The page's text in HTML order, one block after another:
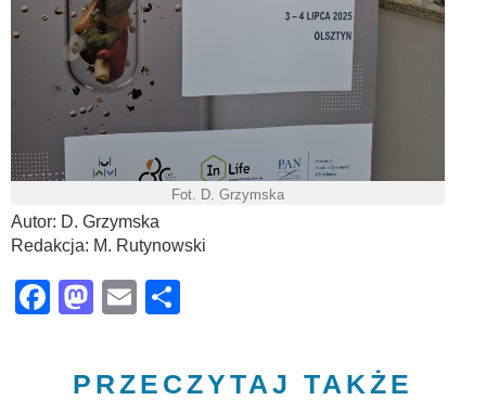
Fot. D. Grzymska
Autor: D. Grzymska
Redakcja: M. Rutynowski
Facebook
Mastodon
Email
PRZECZYTAJ TAKŻE